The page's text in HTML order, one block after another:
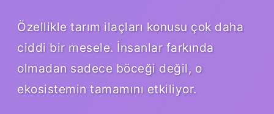
Özellikle tarım ilaçları konusu çok daha
ciddi bir mesele. İnsanlar farkında
olmadan sadece böceği değil, o
ekosistemin tamamını etkiliyor.